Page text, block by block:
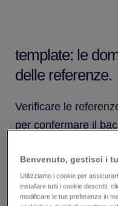
template: le
delle referenze.
Verificare le
per confermare il
un'offerta di lavoro.
Tuttavia, per trarne
Benvenuto, gestisci i
Utilizziamo i cookie per
installare tutti i cookie descritti,
modificare le tue preferenze in